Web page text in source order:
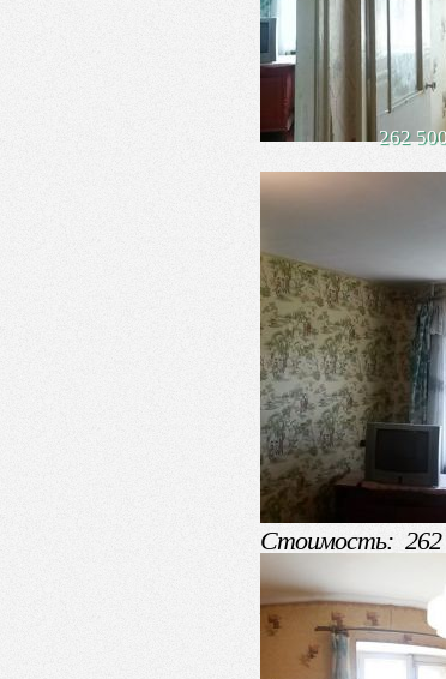
262
1-комн.
Продается 1- комн.
Заменен водопровод
светлая, в жилом
Развитая
супермаркет.
Стоимость: 262
Контактное
99, +38(06153)